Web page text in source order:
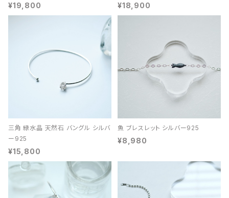
¥19,800 ¥18,900
三角 緑水晶 天然石 バングル シルバ
ー925
¥15,800
魚 ブレスレット シルバー925
¥8,980